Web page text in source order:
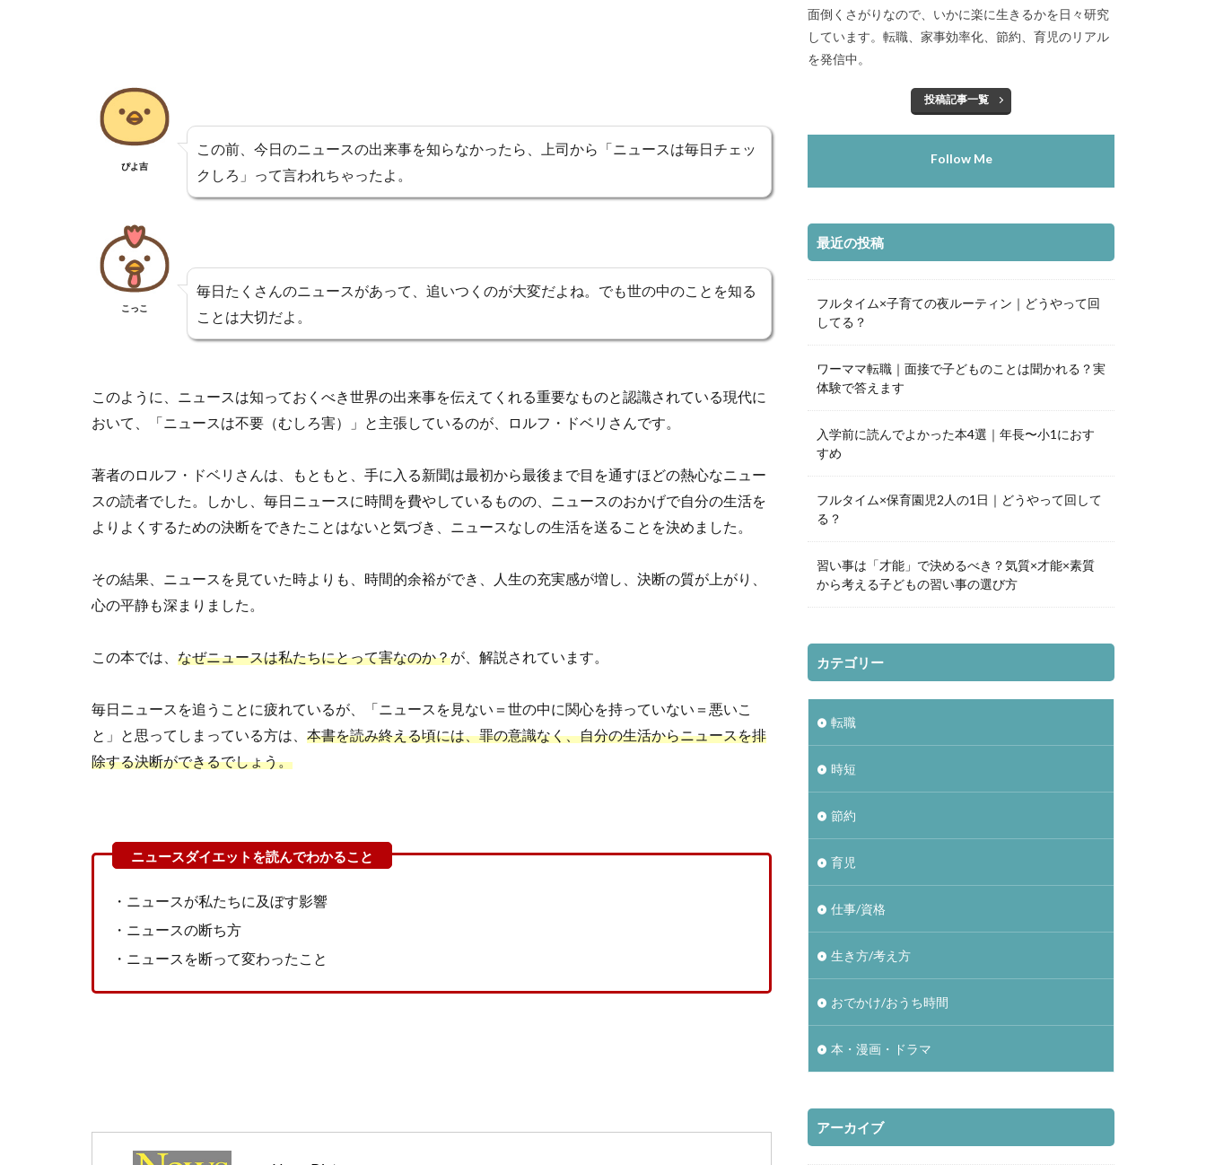
ぴよ吉
この前、今日のニュースの出来事を知らなかったら、上司から「ニュースは毎日チェッ
クしろ」って言われちゃったよ。
こっこ
毎日たくさんのニュースがあって、追いつくのが大変だよね。でも世の中のことを知る
ことは大切だよ。
このように、ニュースは知っておくべき世界の出来事を伝えてくれる重要なものと認識されている現代に
おいて、「ニュースは不要（むしろ害）」と主張しているのが、ロルフ・ドベリさんです。
著者のロルフ・ドベリさんは、もともと、手に入る新聞は最初から最後まで目を通すほどの熱心なニュー
スの読者でした。しかし、毎日ニュースに時間を費やしているものの、ニュースのおかげで自分の生活を
よりよくするための決断をできたことはないと気づき、ニュースなしの生活を送ることを決めました。
その結果、ニュースを見ていた時よりも、時間的余裕ができ、人生の充実感が増し、決断の質が上がり、
心の平静も深まりました。
この本では、 なぜニュースは私たちにとって害なのか？が、解説されています。
毎日ニュースを追うことに疲れているが、「ニュースを見ない＝世の中に関心を持っていない＝悪いこ
と」と思ってしまっている方は、 本書を読み終える頃には、罪の意識なく、自分の生活からニュースを排
除する決断ができるでしょう。
・ニュースが私たちに及ぼす影響
・ニュースの断ち方
・ニュースを断って変わったこと
面倒くさがりなので、いかに楽に生きるかを日々研究
しています。転職、家事効率化、節約、育児のリアル
を発信中。
投稿記事一覧
Follow Me
最近の投稿
フルタイム×子育ての夜ルーティン｜どうやって回
してる？
ワーママ転職｜面接で子どものことは聞かれる？実
体験で答えます
入学前に読んでよかった本4選｜年長〜小1におす
すめ
フルタイム×保育園児2人の1日｜どうやって回して
る？
習い事は「才能」で決めるべき？気質×才能×素質
から考える子どもの習い事の選び方
カテゴリー
転職
時短
節約
育児
仕事/資格
生き方/考え方
おでかけ/おうち時間
本・漫画・ドラマ
アーカイブ